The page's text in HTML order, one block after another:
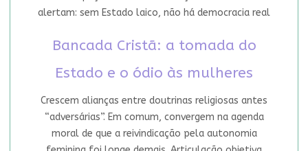
alertam: sem Estado laico, não há democracia real
Bancada Cristã: a tomada do
Estado e o ódio às mulheres
Crescem alianças entre doutrinas religiosas antes
“adversárias”. Em comum, convergem na agenda
moral de que a reivindicação pela autonomia